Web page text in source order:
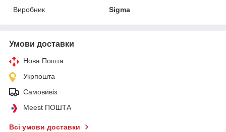
Виробник
Sigma
Умови доставки
Нова Пошта
Укрпошта
Самовивіз
Meest ПОШТА
Всі умови доставки